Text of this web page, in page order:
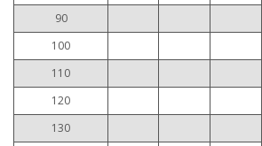
90
100
110
120
130